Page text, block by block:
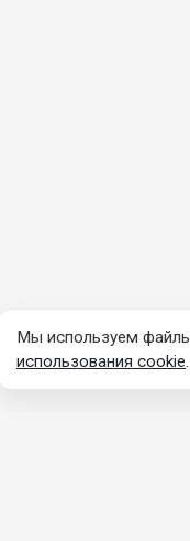
Мы используем
использования cookie.